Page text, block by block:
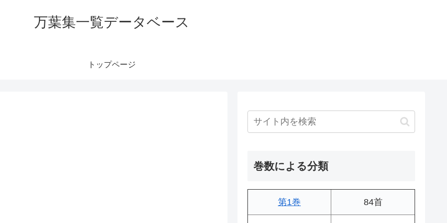
万葉集一覧データベース
トップページ
巻数による分類
第1巻 84首